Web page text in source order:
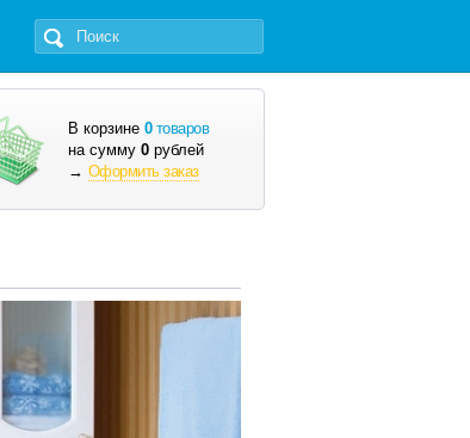
В корзине 0товаров
на сумму 0 рублей
→ Оформить заказ